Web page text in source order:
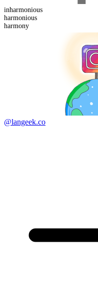
inharmonious
harmonious
harmony
@langeek.co